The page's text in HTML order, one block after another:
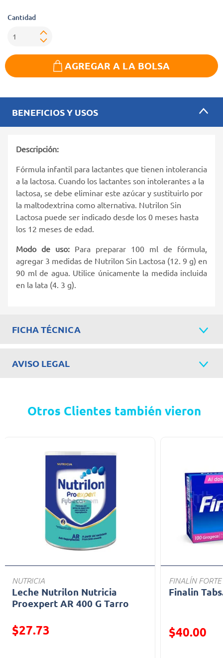
Cantidad
AGREGAR A LA BOLSA
BENEFICIOS Y USOS
Descripción:
Fórmula infantil para lactantes que tienen intolerancia
a la lactosa. Cuando los lactantes son intolerantes a la
lactosa, se debe eliminar este azúcar y sustituirlo por
la maltodextrina como alternativa. Nutrilon Sin
Lactosa puede ser indicado desde los 0 meses hasta
los 12 meses de edad.
Modo de uso: Para preparar 100 ml de fórmula,
agregar 3 medidas de Nutrilon Sin Lactosa (12. 9 g) en
90 ml de agua. Utilice únicamente la medida incluida
en la lata (4. 3 g).
FICHA TÉCNICA
AVISO LEGAL
Otros Clientes también vieron
NUTRICIA
Leche Nutrilon Nutricia
Proexpert AR 400 G Tarro
$27.73
FINALÍN FORTE
Finalin
Precio
$40.00